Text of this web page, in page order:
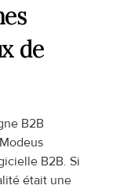
de
B2B
B2B. Si
était une